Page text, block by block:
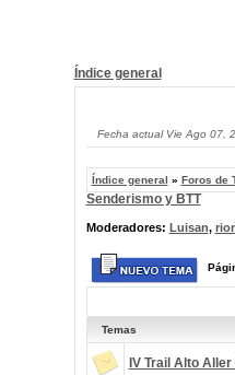
Índice general
Fecha actual Vie Ago 07,
Índice general » Foros de
Senderismo y BTT
Moderadores: Luisan,
Temas
IV Trail Alto